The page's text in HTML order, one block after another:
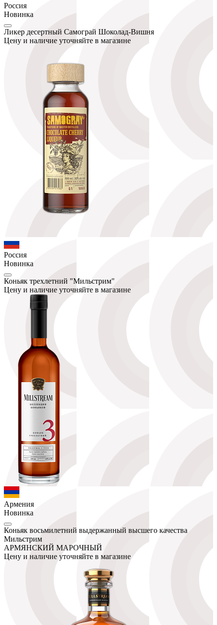
Россия
Новинка
Ликер десертный Самограй Шоколад-Вишня
Цену и наличие уточняйте в магазине
Россия
Новинка
Коньяк трехлетний "Мильстрим"
Цену и наличие уточняйте в магазине
Армения
Новинка
Коньяк восьмилетний выдержанный высшего качества
Мильстрим
АРМЯНСКИЙ МАРОЧНЫЙ
Цену и наличие уточняйте в магазине